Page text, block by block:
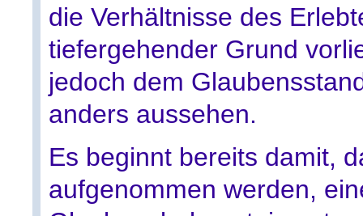
die Verhältnisse des
tiefergehender Grund
jedoch dem
anders aussehen.
Es beginnt bereits damit,
aufgenommen werden,